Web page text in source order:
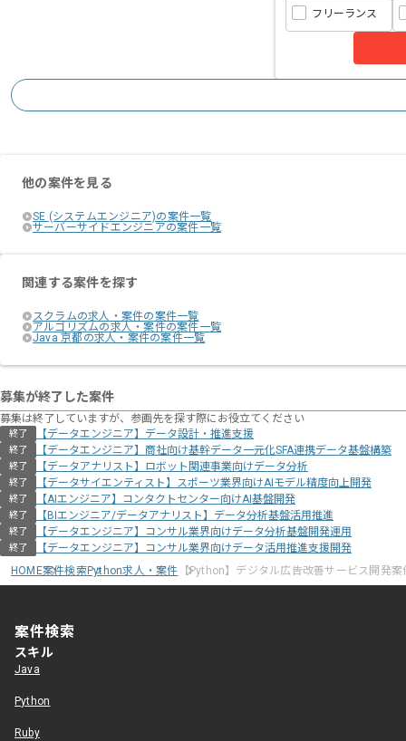
フリーランス
他の案件を見る
SE (システムエンジニア)の案件一覧
サーバーサイドエンジニアの案件一覧
関連する案件を探す
スクラムの求人・案件の案件一覧
アルゴリズムの求人・案件の案件一覧
Java 京都の求人・案件の案件一覧
募集が終了した案件
募集は終了していますが、参画先を探す際にお役立てください
終了 【データエンジニア】データ設計・推進支援
終了 【データエンジニア】商社向け基幹データ一元化SFA連携データ基盤構築
終了 【データアナリスト】ロボット関連事業向けデータ分析
終了 【データサイエンティスト】スポーツ業界向けAIモデル精度向上開発
終了 【AIエンジニア】コンタクトセンター向けAI基盤開発
終了 【BIエンジニア/データアナリスト】データ分析基盤活用推進
終了 【データエンジニア】コンサル業界向けデータ分析基盤開発運用
終了
【データエンジニア】コンサル業界向けデータ活用推進支援開発
HOME案件検索Python求人・案件 【Python】デジタル広告改善サービス開発案
案件検索
スキル
Java
Python
Ruby